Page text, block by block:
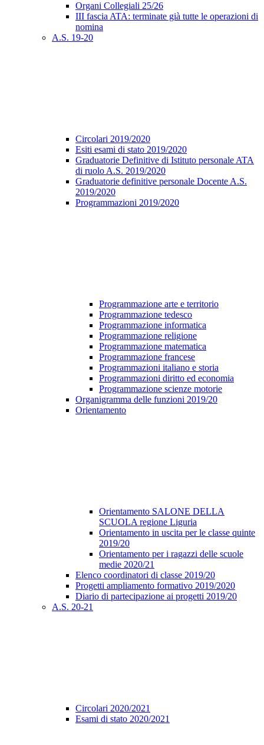
Organi Collegiali 25/26
III fascia ATA: terminate già tutte le operazioni di
nomina
A.S. 19-20
Circolari 2019/2020
Esiti esami di stato 2019/2020
Graduatorie Definitive di Istituto personale ATA
di ruolo A.S. 2019/2020
Graduatorie definitive personale Docente A.S.
2019/2020
Programmazioni 2019/2020
Programmazione arte e territorio
Programmazione tedesco
Programmazione informatica
Programmazione religione
Programmazione matematica
Programmazione francese
Programmazioni italiano e storia
Programmazioni diritto ed economia
Programmazione scienze motorie
Organigramma delle funzioni 2019/20
Orientamento
Orientamento SALONE DELLA
SCUOLA regione Liguria
Orientamento in uscita per le classe quinte
2019/20
Orientamento per i ragazzi delle scuole
medie 2020/21
Elenco coordinatori di classe 2019/20
Progetti ampliamento formativo 2019/2020
Diario di partecipazione ai progetti 2019/20
A.S. 20-21
Circolari 2020/2021
Esami di stato 2020/2021